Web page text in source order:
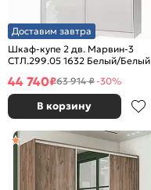
Доставим завтра
Шкаф-купе 2 дв. Марвин-3
СТЛ.299.05 1632 Белый/Белый
44 740₽63 914 ₽-30%
В корзину